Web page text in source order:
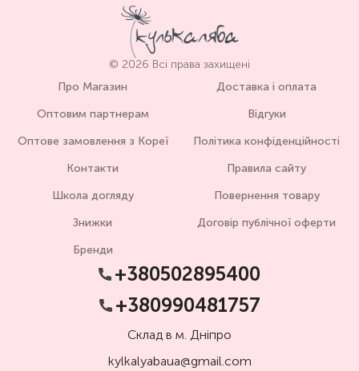
© 2026 Всі права захищені
Про Магазин
Оптовим партнерам
Оптове замовлення з Кореї
Контакти
Школа догляду
Знижки
Бренди
Доставка і оплата
Відгуки
Політика конфіденційності
Правила сайту
Повернення товару
Договір публічної оферти
+380502895400
+380990481757
Склад в м. Дніпро
kylkalyabaua@gmail.com